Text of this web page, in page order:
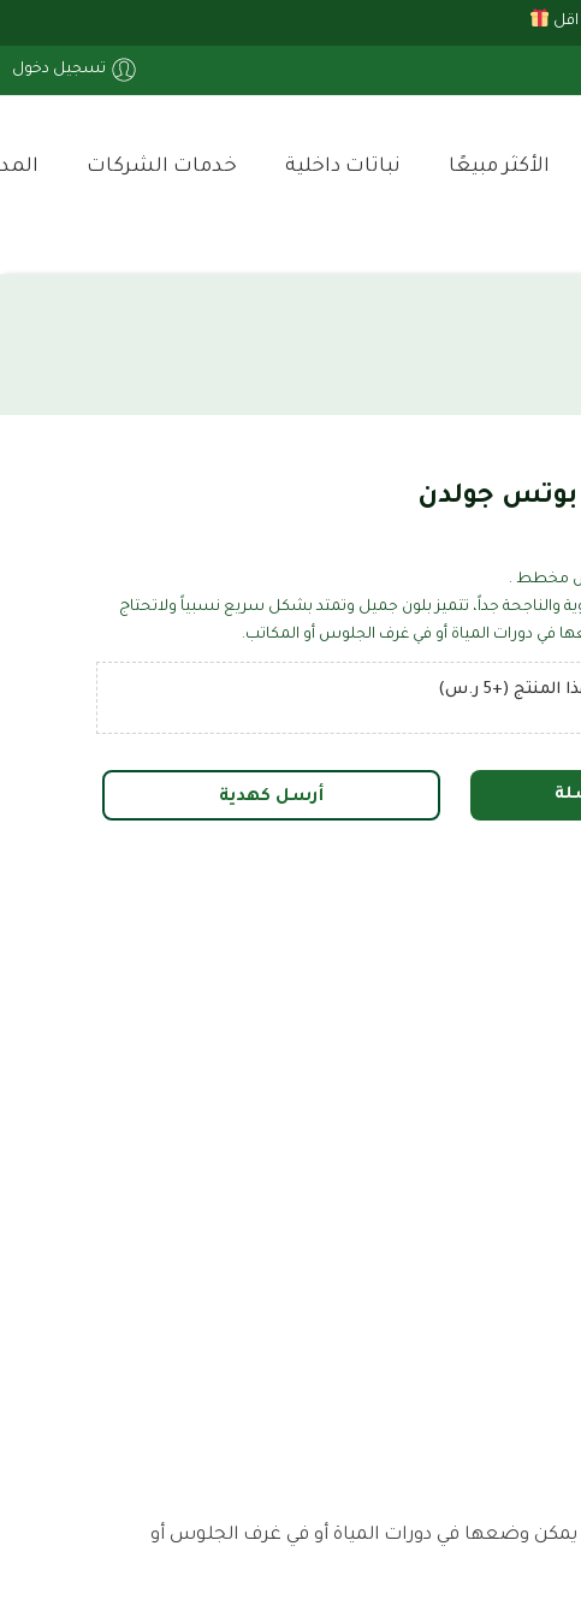
تسجيل دخول
الأكثر مبيعًا نباتات داخلية خدمات الشركات
بوتس جولدن
مخطط .
والناجحة جداً، تتميز بلون جميل وتمتد بشكل سريع نسبياً ولاتحتاج
في دورات المياة أو في غرف الجلوس أو المكاتب.
(+5 ر.س)
أرسل كهدية
يمكن وضعها في دورات المياة أو في غرف الجلوس أو